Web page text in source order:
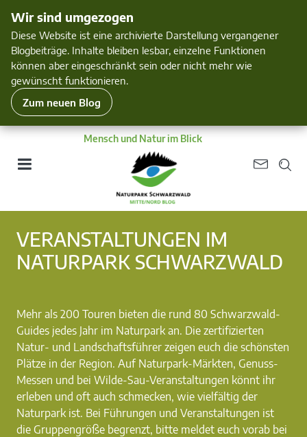
Wir sind umgezogen
Diese Website ist eine archivierte Darstellung vergangener
Blogbeiträge. Inhalte bleiben lesbar, einzelne Funktionen
können aber eingeschränkt sein oder nicht mehr wie
gewünscht funktionieren.
Zum neuen Blog
Mensch und Natur im Blick
VERANSTALTUNGEN IM
NATURPARK SCHWARZWALD
Mehr als 200 Touren bieten die rund 80 Schwarzwald-
Guides jedes Jahr im Naturpark an. Die zertifizierten
Natur- und Landschaftsführer zeigen euch die schönsten
Plätze in der Region. Auf Naturpark-Märkten, Genuss-
Messen und bei Wilde-Sau-Veranstaltungen könnt ihr
erleben und oft auch schmecken, wie vielfältig der
Naturpark ist. Bei Führungen und Veranstaltungen ist
die Gruppengröße begrenzt, bitte meldet euch vorab bei